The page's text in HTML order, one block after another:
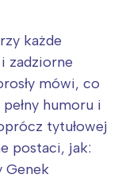
każde
zadziorne
mówi, co
humoru i
tytułowej
postaci, jak:
Genek